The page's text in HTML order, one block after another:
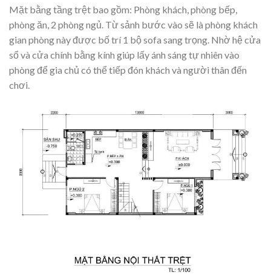
Mặt bằng tầng trệt bao gồm: Phòng khách, phòng bếp,
phòng ăn, 2 phòng ngủ. Từ sảnh bước vào sẽ là phòng khách
gian phòng này được bố trí 1 bộ sofa sang trọng. Nhờ hệ cửa
sổ và cửa chính bằng kính giúp lấy ánh sáng tự nhiên vào
phòng để gia chủ có thể tiếp đón khách và người thân đến
chơi.